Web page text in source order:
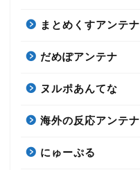
まとめくすアンテナ
だめぽアンテナ
ヌルポあんてな
海外の反応アンテナ
にゅーぷる